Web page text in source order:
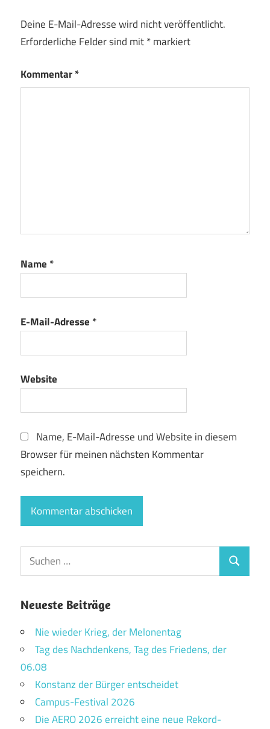
Deine E-Mail-Adresse wird nicht veröffentlicht.
Erforderliche Felder sind mit*markiert
Kommentar*
Name *
E-Mail-Adresse *
Website
Name, E-Mail-Adresse und Website in diesem
Browser für meinen nächsten Kommentar
speichern.
Suchen
nach:
Suchen
Neueste Beiträge
Nie wieder Krieg, der Melonentag
Tag des Nachdenkens, Tag des Friedens, der
06.08
Konstanz der Bürger entscheidet
Campus-Festival 2026
Die AERO 2026 erreicht eine neue Rekord-